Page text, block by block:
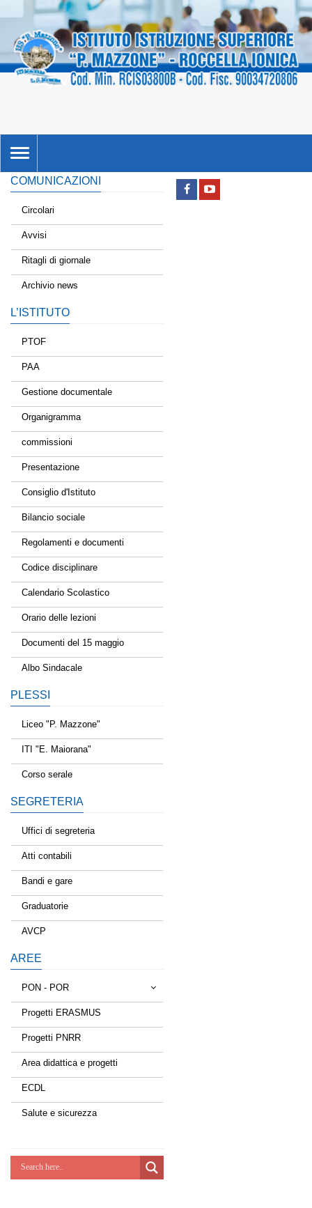
TOGGLE
NAVIGATION
COMUNICAZIONI
Circolari
Avvisi
Ritagli di giornale
Archivio news
L’ISTITUTO
PTOF
PAA
Gestione documentale
Organigramma
commissioni
Presentazione
Consiglio d'Istituto
Bilancio sociale
Regolamenti e documenti
Codice disciplinare
Calendario Scolastico
Orario delle lezioni
Documenti del 15 maggio
Albo Sindacale
PLESSI
Liceo "P. Mazzone"
ITI "E. Maiorana"
Corso serale
SEGRETERIA
Uffici di segreteria
Atti contabili
Bandi e gare
Graduatorie
AVCP
AREE
PON - POR
Tessere la rete
Estate a scuola
Scuola d'estate
Lab Green
Progetti ERASMUS
Progetti PNRR
Area didattica e progetti
ECDL
Salute e sicurezza